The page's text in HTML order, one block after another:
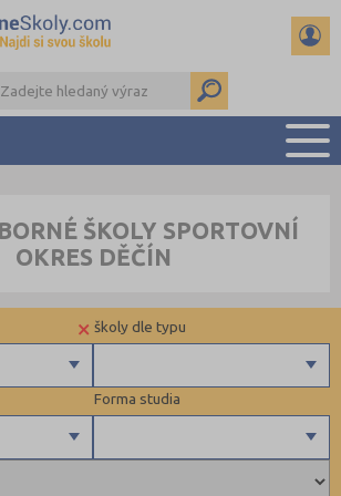
PŘÍPRAVA NA PŘIJÍMAČKY
KALENDÁŘ AKCÍ
DALŠÍ DRUHY ŠKOL
ŠKOLY SPORTOVNÍ
OKRES DĚČÍN
Forma studia
školy dle typu
×